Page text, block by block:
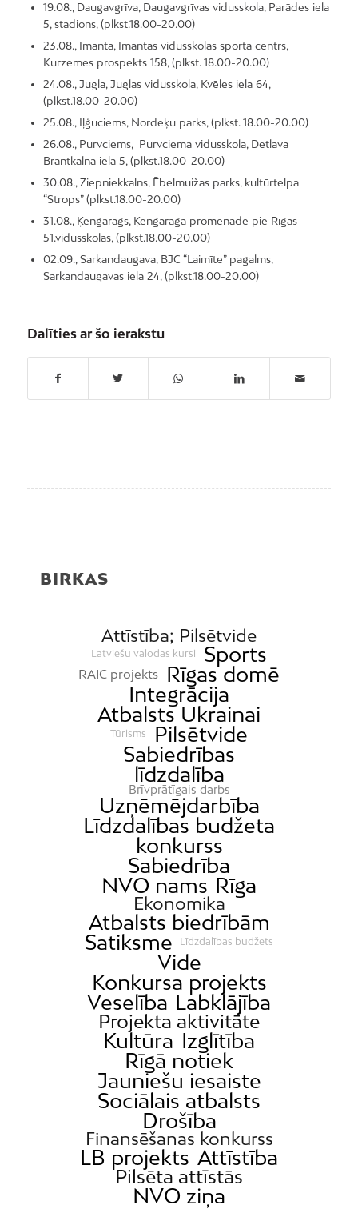
19.08., Daugavgrīva, Daugavgrīvas vidusskola, Parādes iela
5, stadions, (plkst.18.00-20.00)
23.08., Imanta, Imantas vidusskolas sporta centrs,
Kurzemes prospekts 158, (plkst. 18.00-20.00)
24.08., Jugla, Juglas vidusskola, Kvēles iela 64,
(plkst.18.00-20.00)
25.08., Iļģuciems, Nordeķu parks, (plkst. 18.00-20.00)
26.08., Purvciems, Purvciema vidusskola, Detlava
Brantkalna iela 5, (plkst.18.00-20.00)
30.08., Ziepniekkalns, Ēbelmuižas parks, kultūrtelpa
“Strops” (plkst.18.00-20.00)
31.08., Ķengarags, Ķengaraga promenāde pie Rīgas
51.vidusskolas, (plkst.18.00-20.00)
02.09., Sarkandaugava, BJC “Laimīte” pagalms,
Sarkandaugavas iela 24, (plkst.18.00-20.00)
Dalīties ar šo ierakstu
BIRKAS
Attīstība; Pilsētvide
Latviešu valodas kursi Sports
RAIC projekts
Rīgas domē
Integrācija
Atbalsts Ukrainai
Tūrisms
Pilsētvide
Sabiedrības
līdzdalība
Brīvprātīgais darbs
Uzņēmējdarbība
Līdzdalības budžeta
konkurss
Sabiedrība
NVO nams Rīga
Ekonomika
Atbalsts biedrībām
Satiksme
Līdzdalības budžets
Vide
Konkursa projekts
Veselība Labklājība
Projekta aktivitāte
Kultūra Izglītība
Rīgā notiek
Jauniešu iesaiste
Sociālais atbalsts
Drošība
Finansēšanas konkurss
LB projekts Attīstība
Pilsēta attīstās
NVO ziņa